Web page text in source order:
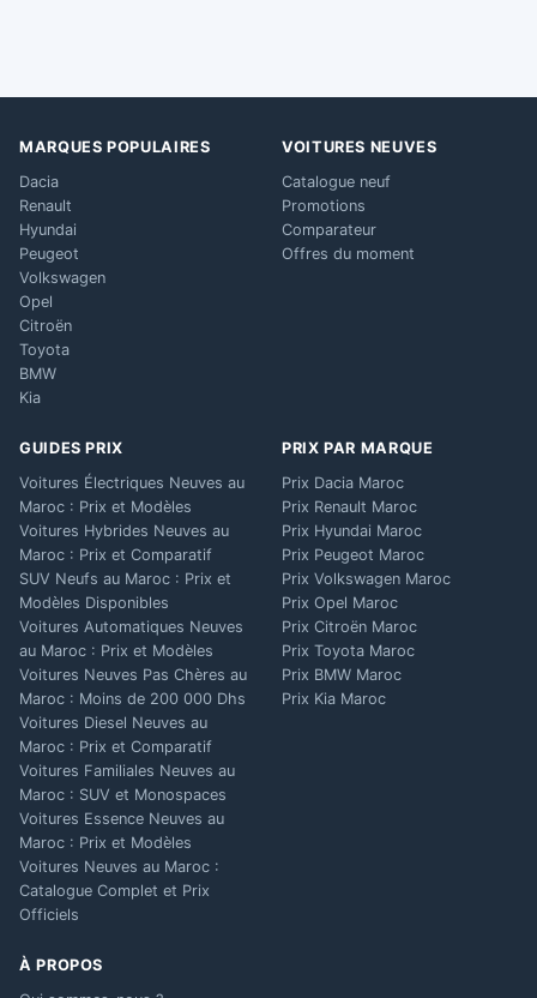
MARQUES POPULAIRES
Dacia
Renault
Hyundai
Peugeot
Volkswagen
Opel
Citroën
Toyota
BMW
Kia
VOITURES NEUVES
Catalogue neuf
Promotions
Comparateur
Offres du moment
GUIDES PRIX
Voitures Électriques Neuves au
Maroc : Prix et Modèles
Voitures Hybrides Neuves au
Maroc : Prix et Comparatif
SUV Neufs au Maroc : Prix et
Modèles Disponibles
Voitures Automatiques Neuves
au Maroc : Prix et Modèles
Voitures Neuves Pas Chères au
Maroc : Moins de 200 000 Dhs
Voitures Diesel Neuves au
Maroc : Prix et Comparatif
Voitures Familiales Neuves au
Maroc : SUV et Monospaces
Voitures Essence Neuves au
Maroc : Prix et Modèles
Voitures Neuves au Maroc :
Catalogue Complet et Prix
Officiels
PRIX PAR MARQUE
Prix Dacia Maroc
Prix Renault Maroc
Prix Hyundai Maroc
Prix Peugeot Maroc
Prix Volkswagen Maroc
Prix Opel Maroc
Prix Citroën Maroc
Prix Toyota Maroc
Prix BMW Maroc
Prix Kia Maroc
À PROPOS